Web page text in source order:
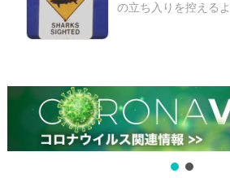
の立ち入りを控える